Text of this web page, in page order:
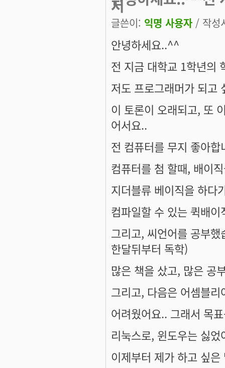
저
글쓴이: 익명 사용자 / 작성
안녕하세요..^^
전 지금 대학교 1학년의
저도 프로그래머가 되고
이 토론이 오래되고, 또
어서요..
전 컴퓨터를 무지 좋아
컴퓨터를 첨 할때, 배이
지더블류 베이직을 하다
컴파일할 수 있는 퀵배
그리고, 씨언어를 공부
한달뒤부터 독학)
많은 책을 샀고, 많은 공
그리고, 다음은 어셈블
어려웠어요.. 그래서 목
리눅스로, 윈도우는 싫었
이제부터 제가 하고 싶